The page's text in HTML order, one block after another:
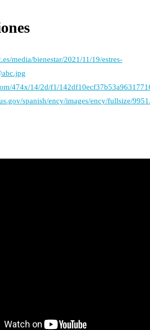
media/bienestar/2021/11/19/estres-
474x/14/2d/f1/
spanish/ency/images/ency/fullsize/